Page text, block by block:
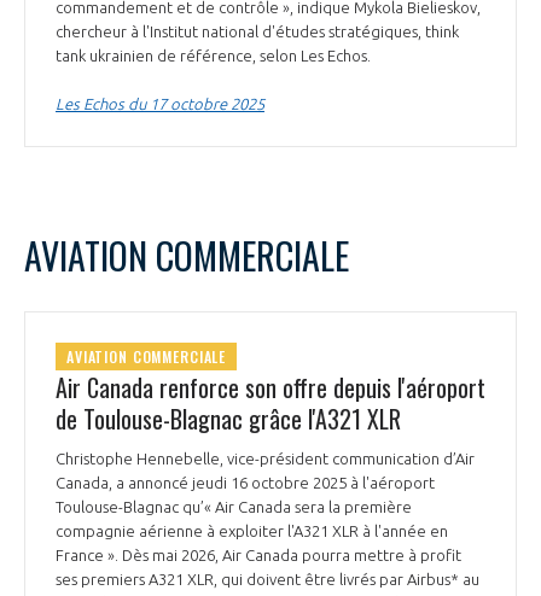
commandement et de contrôle », indique Mykola Bielieskov,
chercheur à l'Institut national d'études stratégiques, think
tank ukrainien de référence, selon Les Echos.
Les Echos du 17 octobre 2025
AVIATION COMMERCIALE
AVIATION COMMERCIALE
Air Canada renforce son offre depuis l'aéroport
de Toulouse-Blagnac grâce l'A321 XLR
Christophe Hennebelle, vice-président communication d’Air
Canada, a annoncé jeudi 16 octobre 2025 à l'aéroport
Toulouse-Blagnac qu’« Air Canada sera la première
compagnie aérienne à exploiter l'A321 XLR à l'année en
France ». Dès mai 2026, Air Canada pourra mettre à profit
ses premiers A321 XLR, qui doivent être livrés par Airbus* au